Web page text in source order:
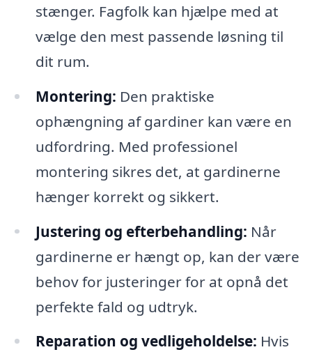
stænger. Fagfolk kan hjælpe med at
vælge den mest passende løsning til
dit rum.
Montering: Den praktiske
ophængning af gardiner kan være en
udfordring. Med professionel
montering sikres det, at gardinerne
hænger korrekt og sikkert.
Justering og efterbehandling: Når
gardinerne er hængt op, kan der være
behov for justeringer for at opnå det
perfekte fald og udtryk.
Reparation og vedligeholdelse: Hvis